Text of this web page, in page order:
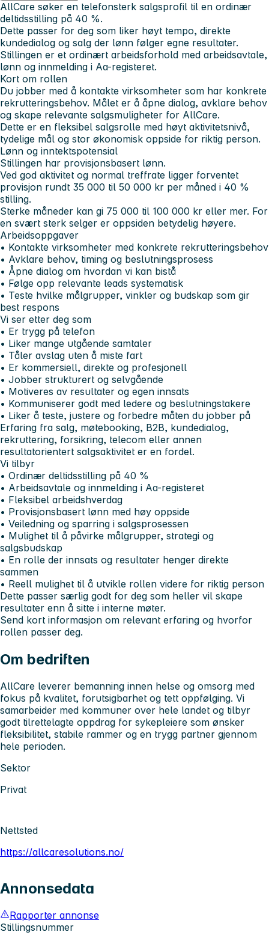
AllCare søker en telefonsterk salgsprofil til en ordinær
deltidsstilling på 40 %.
Dette passer for deg som liker høyt tempo, direkte
kundedialog og salg der lønn følger egne resultater.
Stillingen er et ordinært arbeidsforhold med arbeidsavtale,
lønn og innmelding i Aa-registeret.
Kort om rollen
Du jobber med å kontakte virksomheter som har konkrete
rekrutteringsbehov. Målet er å åpne dialog, avklare behov
og skape relevante salgsmuligheter for AllCare.
Dette er en fleksibel salgsrolle med høyt aktivitetsnivå,
tydelige mål og stor økonomisk oppside for riktig person.
Lønn og inntektspotensial
Stillingen har provisjonsbasert lønn.
Ved god aktivitet og normal treffrate ligger forventet
provisjon rundt 35 000 til 50 000 kr per måned i 40 %
stilling.
Sterke måneder kan gi 75 000 til 100 000 kr eller mer. For
en svært sterk selger er oppsiden betydelig høyere.
Arbeidsoppgaver
• Kontakte virksomheter med konkrete rekrutteringsbehov
• Avklare behov, timing og beslutningsprosess
• Åpne dialog om hvordan vi kan bistå
• Følge opp relevante leads systematisk
• Teste hvilke målgrupper, vinkler og budskap som gir
best respons
Vi ser etter deg som
• Er trygg på telefon
• Liker mange utgående samtaler
• Tåler avslag uten å miste fart
• Er kommersiell, direkte og profesjonell
• Jobber strukturert og selvgående
• Motiveres av resultater og egen innsats
• Kommuniserer godt med ledere og beslutningstakere
• Liker å teste, justere og forbedre måten du jobber på
Erfaring fra salg, møtebooking, B2B, kundedialog,
rekruttering, forsikring, telecom eller annen
resultatorientert salgsaktivitet er en fordel.
Vi tilbyr
• Ordinær deltidsstilling på 40 %
• Arbeidsavtale og innmelding i Aa-registeret
• Fleksibel arbeidshverdag
• Provisjonsbasert lønn med høy oppside
• Veiledning og sparring i salgsprosessen
• Mulighet til å påvirke målgrupper, strategi og
salgsbudskap
• En rolle der innsats og resultater henger direkte
sammen
• Reell mulighet til å utvikle rollen videre for riktig person
Dette passer særlig godt for deg som heller vil skape
resultater enn å sitte i interne møter.
Send kort informasjon om relevant erfaring og hvorfor
rollen passer deg.
Om bedriften
AllCare leverer bemanning innen helse og omsorg med
fokus på kvalitet, forutsigbarhet og tett oppfølging. Vi
samarbeider med kommuner over hele landet og tilbyr
godt tilrettelagte oppdrag for sykepleiere som ønsker
fleksibilitet, stabile rammer og en trygg partner gjennom
hele perioden.
Sektor
Privat
Nettsted
https://allcaresolutions.no/
Annonsedata
Rapporter annonse
Stillingsnummer